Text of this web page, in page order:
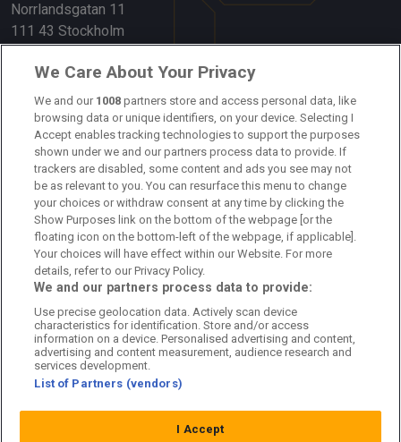
Norrlandsgatan 11
111 43 Stockholm
Länkar
Om oss
Kontakta oss
Kundtjänst
Sponsor: Rekatochklart
Annonsera på Fotbolldirekt
Redaktionell policy
Personuppgiftspolicy
Cookiepolicy
Arkiv
We Care About Your Privacy
We and our 1008 partners store and access personal data, like
browsing data or unique identifiers, on your device. Selecting I
Accept enables tracking technologies to support the purposes
shown under we and our partners process data to provide. If
trackers are disabled, some content and ads you see may not
be as relevant to you. You can resurface this menu to change
your choices or withdraw consent at any time by clicking the
Show Purposes link on the bottom of the webpage [or the
floating icon on the bottom-left of the webpage, if applicable].
Your choices will have effect within our Website. For more
details, refer to our Privacy Policy.
We and our partners process data to provide:
Use precise geolocation data. Actively scan device
characteristics for identification. Store and/or access
information on a device. Personalised advertising and content,
advertising and content measurement, audience research and
services development.
List of Partners (vendors)
I Accept